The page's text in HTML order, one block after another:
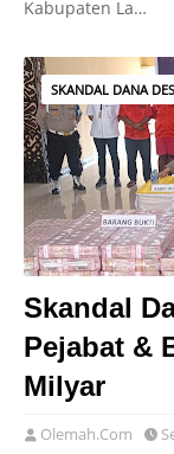
Kabupaten La…
SKANDAL DANA
Skandal
Pejabat &
Milyar
Olemah.Com